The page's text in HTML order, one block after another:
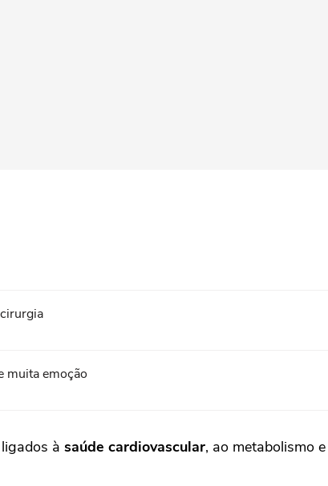
muita emoção
à saúde cardiovascular, ao metabolismo